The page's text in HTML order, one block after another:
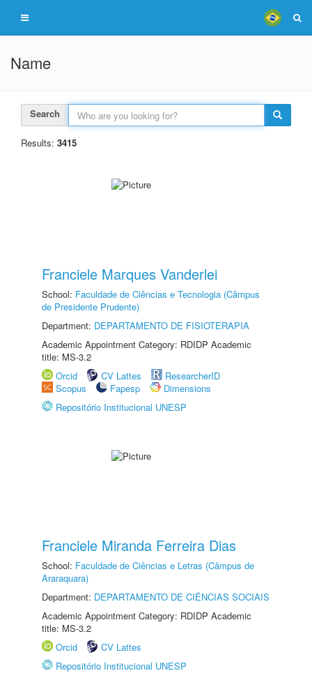
Name
Search
Results: 3415
Franciele Marques Vanderlei
School: Faculdade de Ciências e Tecnologia (Câmpus
de Presidente Prudente)
Department: DEPARTAMENTO DE FISIOTERAPIA
Academic Appointment Category: RDIDP Academic
title: MS-3.2
Orcid
CV Lattes
ResearcherID
Scopus
Fapesp
Dimensions
Repositório Institucional UNESP
Franciele Miranda Ferreira Dias
School: Faculdade de Ciências e Letras (Câmpus de
Araraquara)
Department: DEPARTAMENTO DE CIÊNCIAS SOCIAIS
Academic Appointment Category: RDIDP Academic
title: MS-3.2
Orcid
CV Lattes
Repositório Institucional UNESP